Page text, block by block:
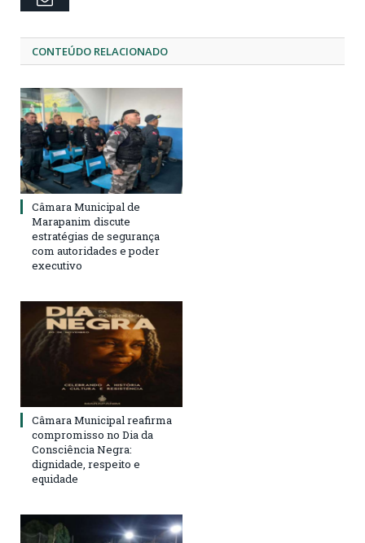
CONTEÚDO RELACIONADO
Câmara Municipal de
Marapanim discute
estratégias de segurança
com autoridades e poder
executivo
Câmara Municipal reafirma
compromisso no Dia da
Consciência Negra:
dignidade, respeito e
equidade